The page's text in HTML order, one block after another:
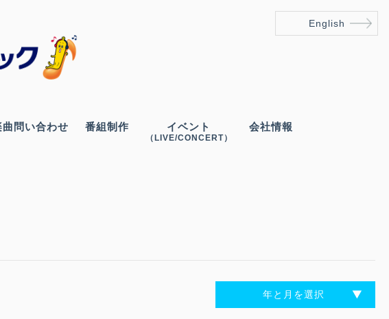
曲問い合わせ 番組制作 イベント
（LIVE/CONCERT）
会社情報
English
年と月を選択